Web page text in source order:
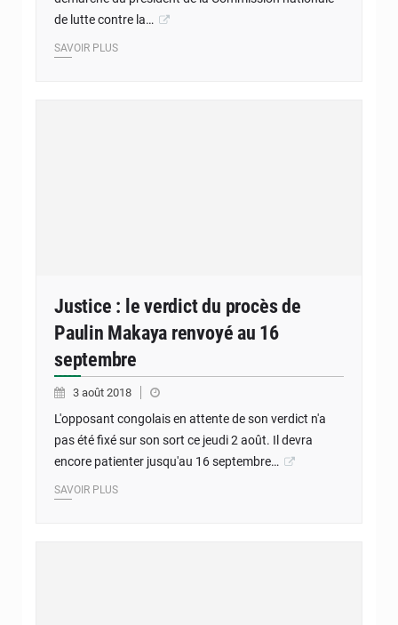
de lutte contre la…
SAVOIR PLUS
Justice : le verdict du procès de
Paulin Makaya renvoyé au 16
septembre
3 août 2018
L'opposant congolais en attente de son verdict n'a
pas été fixé sur son sort ce jeudi 2 août. Il devra
encore patienter jusqu'au 16 septembre…
SAVOIR PLUS